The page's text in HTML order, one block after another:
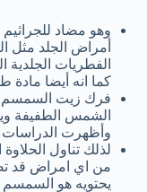
وهو مضاد
أمراض الجلد مثل
الفطريات
كما انه أيضا مادة
فرك زيت السمسم
الشمس الطفيفة
وأظهرت الدراسات
لذلك تناول
من اي امراض قد
يحتويه هو السمسم